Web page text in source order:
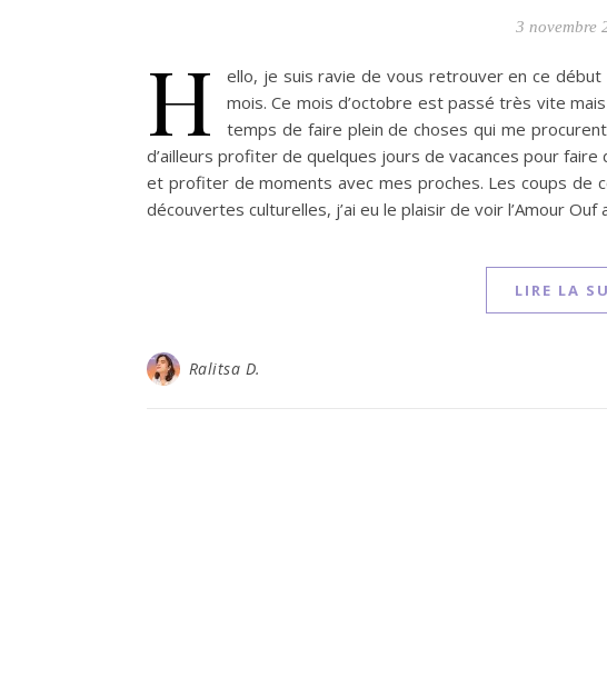
3 novembre
H
ello, je suis ravie de vous retrouver en ce
mois. Ce mois d’octobre est passé très vite
temps de faire plein de choses qui me
d’ailleurs profiter de quelques jours de vacances pour
et profiter de moments avec mes proches. Les coups de
découvertes culturelles, j’ai eu le plaisir de voir l’Amour Ouf
LIRE LA
Ralitsa D.